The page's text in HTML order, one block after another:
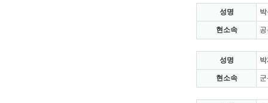
성명
현소속
성명
현소속